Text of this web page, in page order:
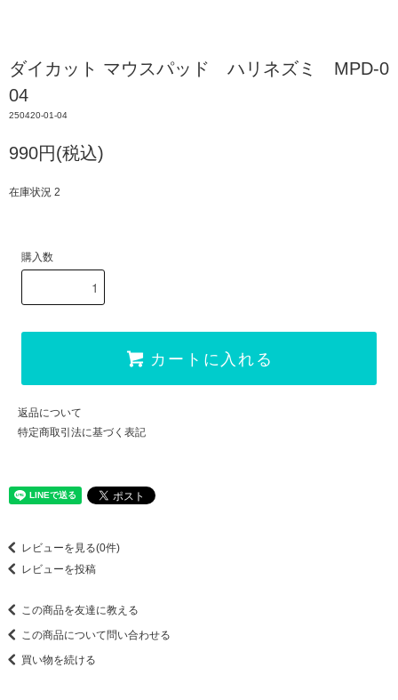
ダイカット マウスパッド ハリネズミ MPD-0
04
250420-01-04
990円(税込)
在庫状況 2
購入数
カートに入れる
返品について
特定商取引法に基づく表記
レビューを見る(0件)
レビューを投稿
この商品を友達に教える
この商品について問い合わせる
買い物を続ける